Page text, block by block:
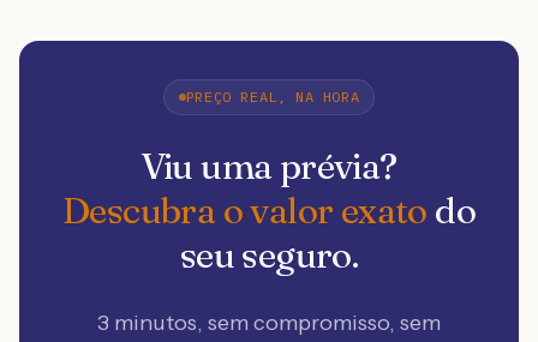
PREÇO REAL, NA HORA
Viu uma prévia?
Descubra o valor exato do
seu seguro.
3 minutos, sem compromisso, sem